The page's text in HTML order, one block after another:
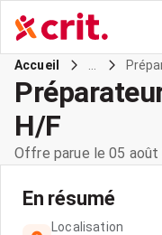
Accueil
H/F
Offre parue le 05 août
En résumé
Localisation